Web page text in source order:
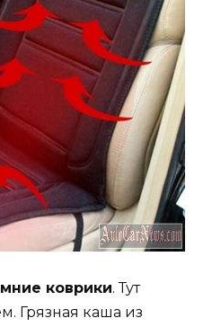
коврики. Тут
Грязная каша из